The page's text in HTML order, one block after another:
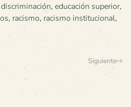
discriminación, educación superior,
, racismo, racismo institucional,
Siguiente